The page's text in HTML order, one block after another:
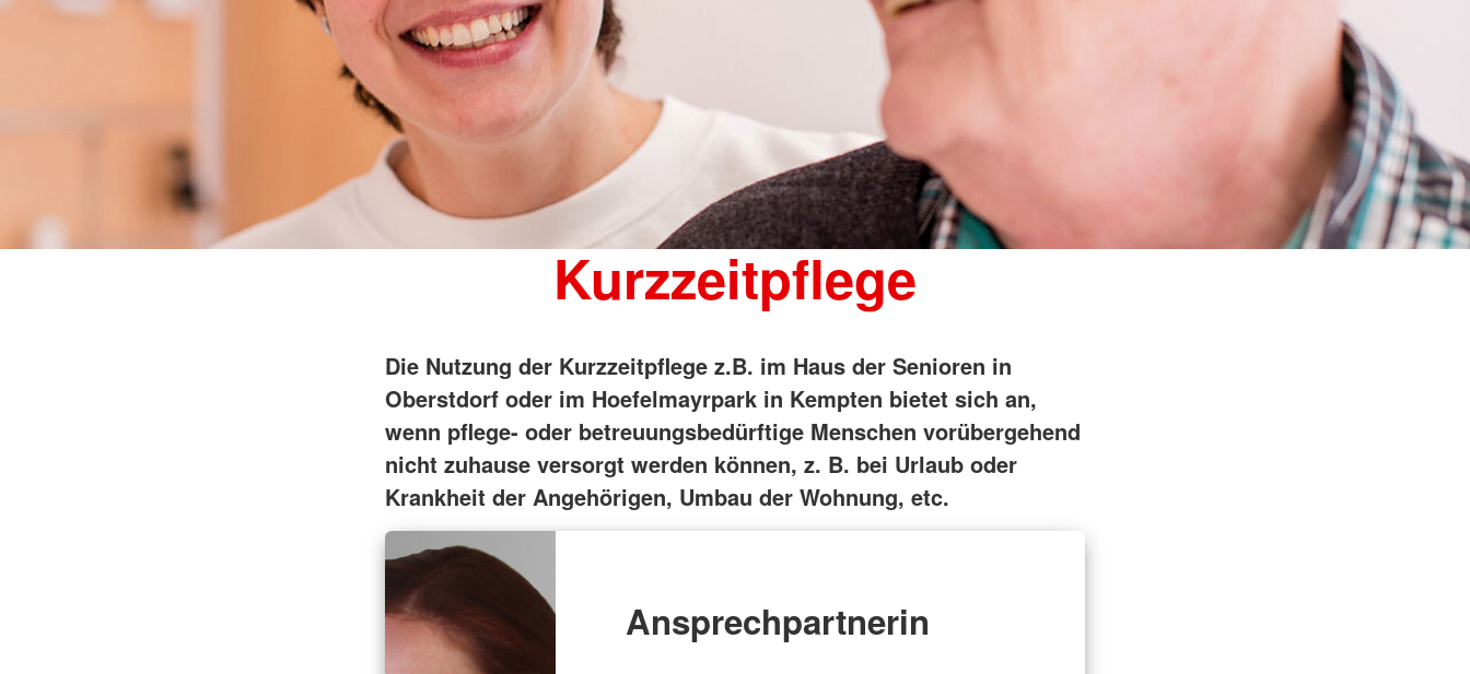
Kurzzeitpflege
Die Nutzung der Kurzzeitpflege z.B. im Haus der Senioren in
Oberstdorf oder im Hoefelmayrpark in Kempten bietet sich an,
wenn pflege- oder betreuungsbedürftige Menschen vorübergehend
nicht zuhause versorgt werden können, z. B. bei Urlaub oder
Krankheit der Angehörigen, Umbau der Wohnung, etc.
Ansprechpartnerin